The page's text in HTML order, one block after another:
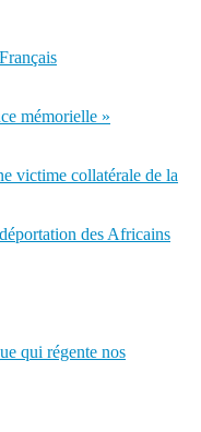
mémorielle »
victime collatérale de la
des Africains
qui régente nos